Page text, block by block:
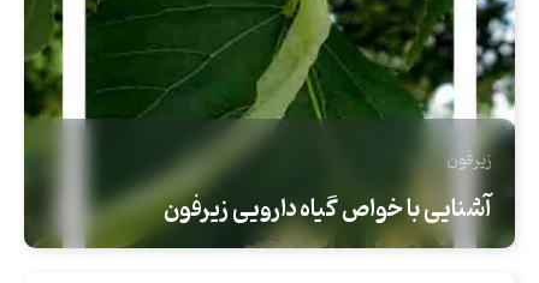
زیرفون
آشنایی با خواص گیاه دارویی زیرفون